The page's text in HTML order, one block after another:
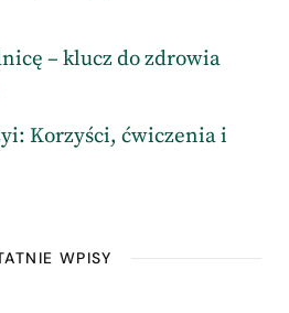
– klucz do zdrowia
Korzyści, ćwiczenia i
WPISY